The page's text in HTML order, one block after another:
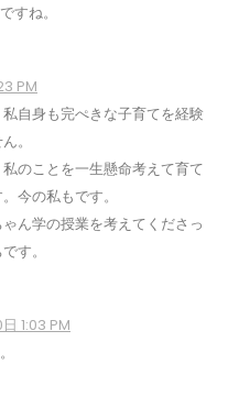
すね。
PM
自身も完ぺきな子育てを経験
。
のことを一生懸命考えて育て
今の私もです。
ん学の授業を考えてくださっ
す。
1:03 PM